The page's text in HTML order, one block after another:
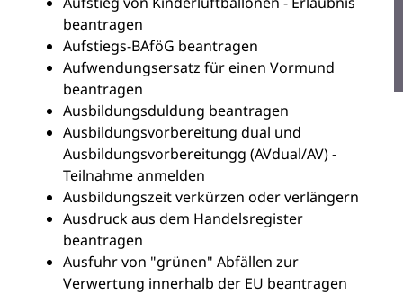
beantragen
Aufstiegs-BAföG beantragen
Aufwendungsersatz für einen Vormund
beantragen
Ausbildungsduldung beantragen
Ausbildungsvorbereitung dual und
Ausbildungsvorbereitungg (AVdual/AV) -
Teilnahme anmelden
Ausbildungszeit verkürzen oder verlängern
Ausdruck aus dem Handelsregister
beantragen
Ausfuhr von "grünen" Abfällen zur
Verwertung innerhalb der EU beantragen